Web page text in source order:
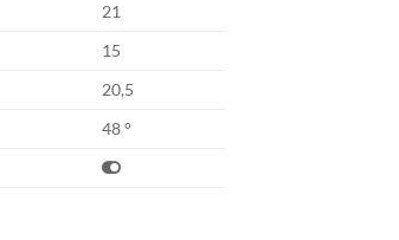
21
15
20,5
48 °